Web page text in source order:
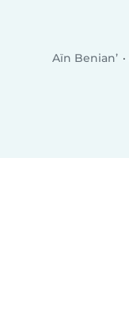
’Aïn Benian